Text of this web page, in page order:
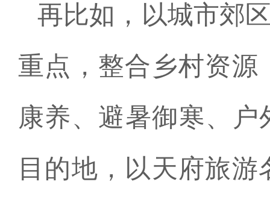
再比如，以城市郊
重点，整合乡村资源
康养、避暑御寒、
目的地，以天府旅